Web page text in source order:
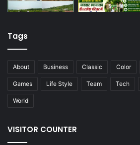
Tags
About Business Classic Color
Games Life Style Team Tech
World
VISITOR COUNTER